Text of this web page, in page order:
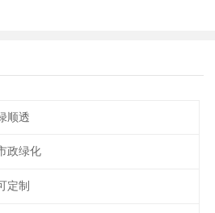
顺透
政绿化
定制